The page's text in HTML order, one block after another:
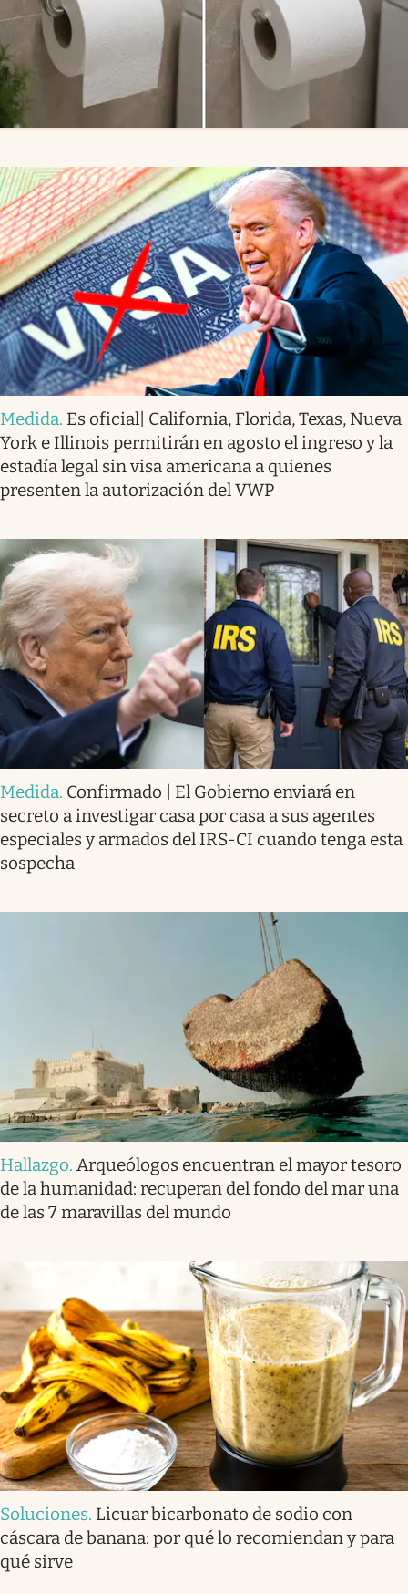
Medida. Es oficial| California, Florida, Texas, Nueva
York e Illinois permitirán en agosto el ingreso y la
estadía legal sin visa americana a quienes
presenten la autorización del VWP
Medida. Confirmado | El Gobierno enviará en
secreto a investigar casa por casa a sus agentes
especiales y armados del IRS-CI cuando tenga esta
sospecha
Hallazgo. Arqueólogos encuentran el mayor tesoro
de la humanidad: recuperan del fondo del mar una
de las 7 maravillas del mundo
Soluciones. Licuar bicarbonato de sodio con
cáscara de banana: por qué lo recomiendan y para
qué sirve